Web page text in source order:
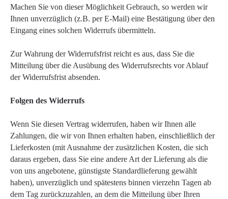
Machen Sie von dieser Möglichkeit Gebrauch, so werden wir
Ihnen unverzüglich (z.B. per E-Mail) eine Bestätigung über den
Eingang eines solchen Widerrufs übermitteln.
Zur Wahrung der Widerrufsfrist reicht es aus, dass Sie die
Mitteilung über die Ausübung des Widerrufsrechts vor Ablauf
der Widerrufsfrist absenden.
Folgen des Widerrufs
Wenn Sie diesen Vertrag widerrufen, haben wir Ihnen alle
Zahlungen, die wir von Ihnen erhalten haben, einschließlich der
Lieferkosten (mit Ausnahme der zusätzlichen Kosten, die sich
daraus ergeben, dass Sie eine andere Art der Lieferung als die
von uns angebotene, günstigste Standardlieferung gewählt
haben), unverzüglich und spätestens binnen vierzehn Tagen ab
dem Tag zurückzuzahlen, an dem die Mitteilung über Ihren